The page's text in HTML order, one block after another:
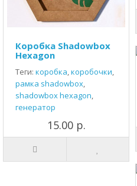
Коробка Shadowbox
Hexagon
Теги: коробка,коробочки,
рамка shadowbox,
shadowbox hexagon,
генератор
15.00 р.